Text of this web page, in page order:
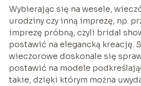
Wybierając się na wesele,
urodziny czy inną imprezę, np.
imprezę próbną, czyli bridal
postawić na elegancką kreację.
wieczorowe doskonale się
postawić na modele
takie, dzięki którym można